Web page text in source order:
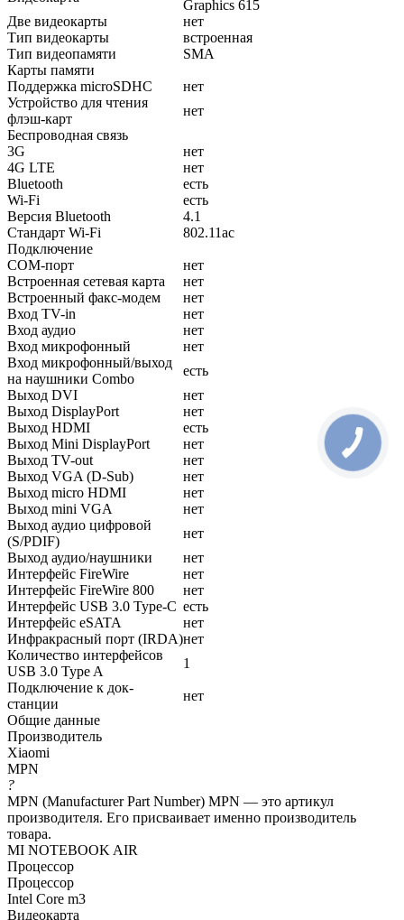
Graphics 615
Две видеокарты
нет
Тип видеокарты
встроенная
Тип видеопамяти
SMA
Карты памяти
Поддержка microSDHC
нет
Устройство для чтения
флэш-карт
нет
Беспроводная связь
3G
нет
4G LTE
нет
Bluetooth
есть
Wi-Fi
есть
Версия Bluetooth
4.1
Стандарт Wi-Fi
802.11ac
Подключение
COM-порт
нет
Встроенная сетевая карта
нет
Встроенный факс-модем
нет
Вход TV-in
нет
Вход аудио
нет
Вход микрофонный
нет
Вход микрофонный/выход
на наушники Combo
есть
Выход DVI
нет
Выход DisplayPort
нет
Выход HDMI
есть
Выход Mini DisplayPort
нет
Выход TV-out
нет
Выход VGA (D-Sub)
нет
Выход micro HDMI
нет
Выход mini VGA
нет
Выход аудио цифровой
(S/PDIF)
нет
Выход аудио/наушники
нет
Интерфейс FireWire
нет
Интерфейс FireWire 800
нет
Интерфейс USB 3.0 Type-C есть
Интерфейс eSATA
нет
Инфракрасный порт (IRDA)нет
Количество интерфейсов
USB 3.0 Type A
1
Подключение к док-
станции
нет
Общие данные
Производитель
Xiaomi
MPN
?
MPN (Manufacturer Part Number) MPN — это артикул
производителя. Его присваивает именно производитель
товара.
MI NOTEBOOK AIR
Процессор
Процессор
Intel Core m3
Видеокарта